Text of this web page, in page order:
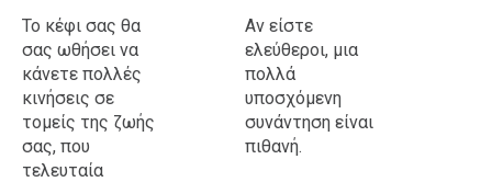
Το κέφι σας θα
σας ωθήσει να
κάνετε πολλές
κινήσεις σε
τομείς της ζωής
σας, που
τελευταία
Αν είστε
ελεύθεροι, μια
πολλά
υποσχόμενη
συνάντηση είναι
πιθανή.